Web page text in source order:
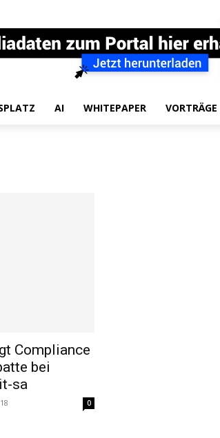
AI WHITEPAPER VORTRÄGE
Compliance
bei
sa
0